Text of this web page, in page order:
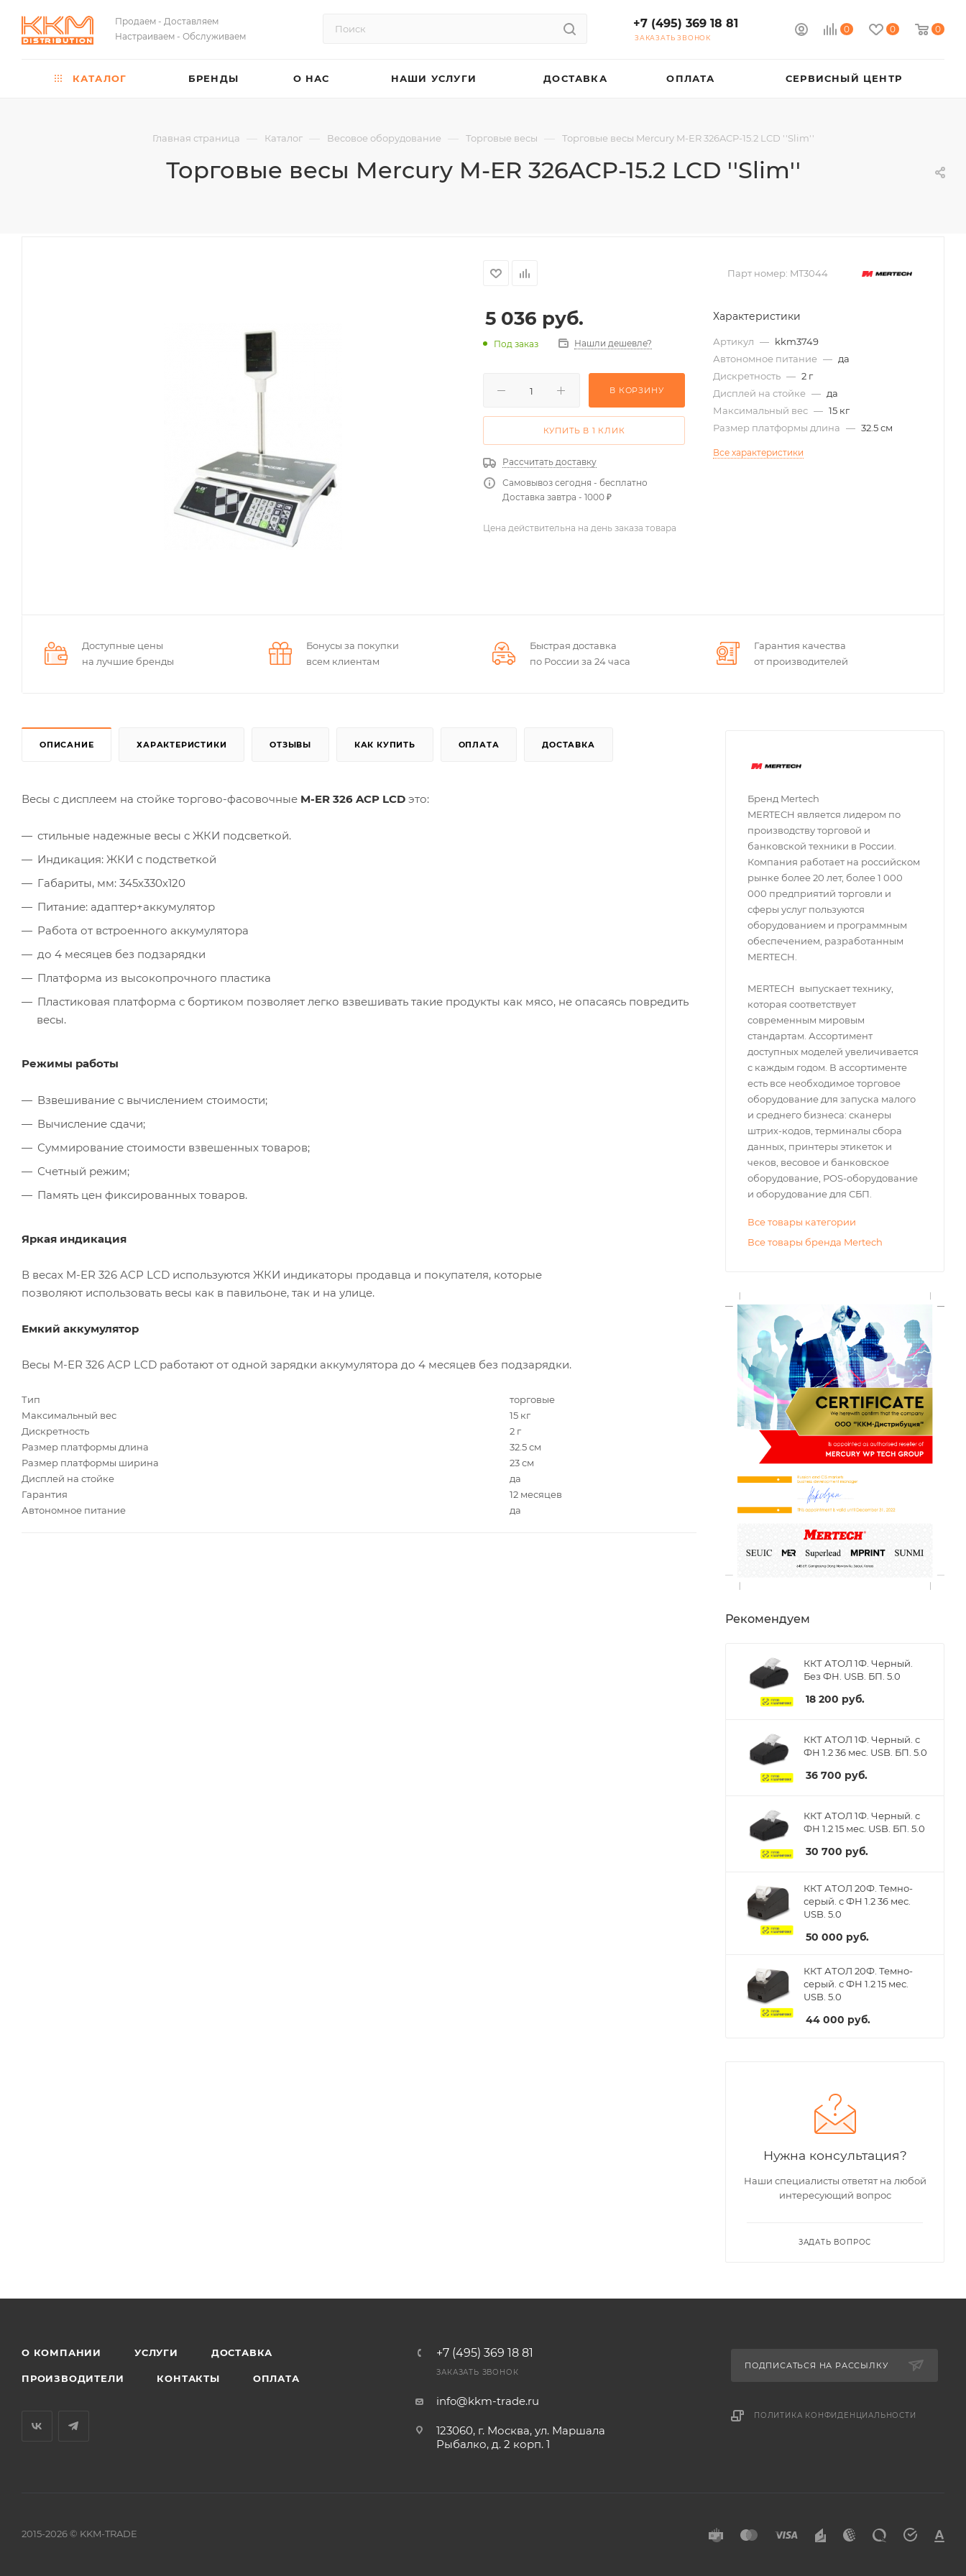
Продаем - Доставляем
Настраиваем - Обслуживаем
0 0 0
+7 (495) 369 18 81
ЗАКАЗАТЬ ЗВОНОК
КАТАЛОГ БРЕНДЫ О НАС НАШИ УСЛУГИ ДОСТАВКА ОПЛАТА СЕРВИСНЫЙ ЦЕНТР
Главная страница — Каталог — Весовое оборудование — Торговые весы — Торговые весы Mercury M-ER 326ACP-15.2 LCD ''Slim''
Торговые весы Mercury M-ER 326ACP-15.2 LCD ''Slim''
Парт номер: MT3044
5 036 руб.
Под заказ Нашли дешевле?
В КОРЗИНУ
КУПИТЬ В 1 КЛИК
Рассчитать доставку
Самовывоз сегодня - бесплатно
Доставка завтра - 1000 ₽
Характеристики
Артикул — kkm3749
Автономное питание — да
Дискретность — 2 г
Дисплей на стойке — да
Максимальный вес — 15 кг
Размер платформы длина — 32.5 см
Все характеристики
Цена действительна на день заказа товара
Доступные цены
на лучшие бренды
Бонусы за покупки
всем клиентам
Быстрая доставка
по России за 24 часа
Гарантия качества
от производителей
ОПИСАНИЕ ХАРАКТЕРИСТИКИ ОТЗЫВЫ КАК КУПИТЬ ОПЛАТА ДОСТАВКА
Весы с дисплеем на стойке торгово-фасовочные M-ER 326 ACP LCD это:
стильные надежные весы с ЖКИ подсветкой.
Индикация: ЖКИ с подстветкой
Габариты, мм: 345х330х120
Питание: адаптер+аккумулятор
Работа от встроенного аккумулятора
до 4 месяцев без подзарядки
Платформа из высокопрочного пластика
Пластиковая платформа с бортиком позволяет легко взвешивать такие продукты как мясо, не опасаясь повредить
весы.
Режимы работы
Взвешивание с вычислением стоимости;
Вычисление сдачи;
Суммирование стоимости взвешенных товаров;
Счетный режим;
Память цен фиксированных товаров.
Яркая индикация
В весах M-ER 326 ACP LCD используются ЖКИ индикаторы продавца и покупателя, которые
позволяют использовать весы как в павильоне, так и на улице.
Емкий аккумулятор
Весы M-ER 326 ACP LCD работают от одной зарядки аккумулятора до 4 месяцев без подзарядки.
Тип
торговые
Максимальный вес
15 кг
Дискретность
2 г
Размер платформы длина
32.5 см
Размер платформы ширина
23 см
Дисплей на стойке
да
Гарантия
12 месяцев
Автономное питание
да
Бренд Mertech
MERTECH является лидером по
производству торговой и
банковской техники в России.
Компания работает на российском
рынке более 20 лет, более 1 000
000 предприятий торговли и
сферы услуг пользуются
оборудованием и программным
обеспечением, разработанным
MERTECH.
MERTECH выпускает технику,
которая соответствует
современным мировым
стандартам. Ассортимент
доступных моделей увеличивается
с каждым годом. В ассортименте
есть все необходимое торговое
оборудование для запуска малого
и среднего бизнеса: сканеры
штрих-кодов, терминалы сбора
данных, принтеры этикеток и
чеков, весовое и банковское
оборудование, POS-оборудование
и оборудование для СБП.
Все товары категории
Все товары бренда Mertech
Рекомендуем
ККТ АТОЛ 1Ф. Черный.
Без ФН. USB. БП. 5.0
18 200 руб.
ККТ АТОЛ 1Ф. Черный. с
ФН 1.2 36 мес. USB. БП. 5.0
36 700 руб.
ККТ АТОЛ 1Ф. Черный. с
ФН 1.2 15 мес. USB. БП. 5.0
30 700 руб.
ККТ АТОЛ 20Ф. Темно-
серый. с ФН 1.2 36 мес.
USB. 5.0
50 000 руб.
ККТ АТОЛ 20Ф. Темно-
серый. с ФН 1.2 15 мес.
USB. 5.0
44 000 руб.
Нужна консультация?
Наши специалисты ответят на любой
интересующий вопрос
ЗАДАТЬ ВОПРОС
О КОМПАНИИ УСЛУГИ ДОСТАВКА
ПРОИЗВОДИТЕЛИ КОНТАКТЫ ОПЛАТА
+7 (495) 369 18 81
ЗАКАЗАТЬ ЗВОНОК
info@kkm-trade.ru
123060, г. Москва, ул. Маршала
Рыбалко, д. 2 корп. 1
ПОДПИСАТЬСЯ НА РАССЫЛКУ
ПОЛИТИКА КОНФИДЕНЦИАЛЬНОСТИ
2015-2026 © KKM-TRADE